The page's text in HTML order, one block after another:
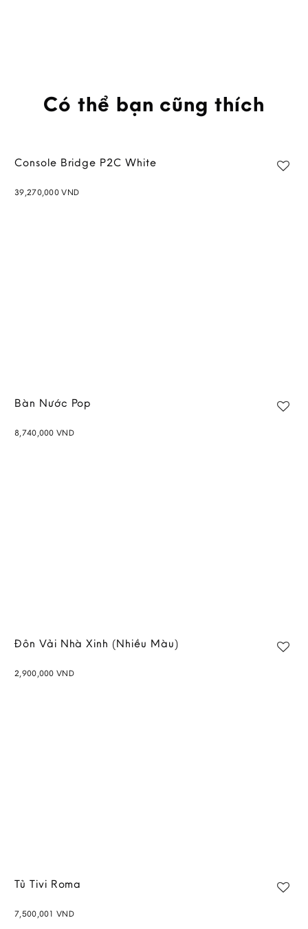
Có thể bạn cũng thích
Console Bridge P2C White
39,270,000VND
Bàn Nước Pop
8,740,000 VND
Đôn Vải Nhà Xinh (Nhiều Màu)
2,900,000 VND
Tủ Tivi Roma
7,500,001 VND